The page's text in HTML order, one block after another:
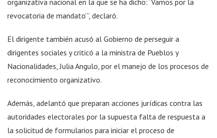
revocatoria de mandato’”, declaró.
El dirigente también acusó al Gobierno de perseguir a
dirigentes sociales y criticó a la ministra de Pueblos y
Nacionalidades, Julia Angulo, por el manejo de los procesos de
reconocimiento organizativo.
Además, adelantó que preparan acciones jurídicas contra las
autoridades electorales por la supuesta falta de respuesta a
la solicitud de formularios para iniciar el proceso de